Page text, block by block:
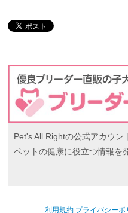
Pet's All Rightの公式アカウン
ペットの健康に役立つ情報を
利用規約 プライバシーポ